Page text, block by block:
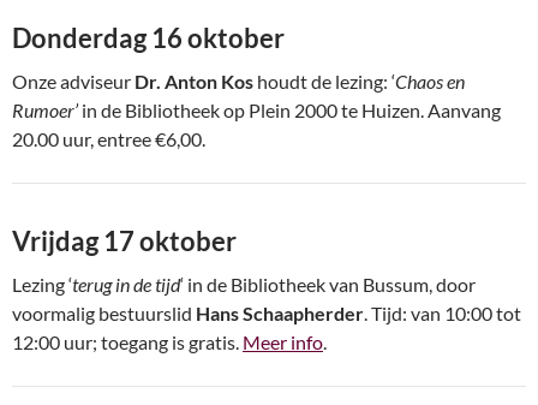
Donderdag 16 oktober
Onze adviseur Dr. Anton Kos houdt de lezing: ‘Chaos en
Rumoer’in de Bibliotheek op Plein 2000 te Huizen. Aanvang
20.00 uur, entree €6,00.
Vrijdag 17 oktober
Lezing ‘terug in de tijd‘ in de Bibliotheek van Bussum, door
voormalig bestuurslid Hans Schaapherder. Tijd: van 10:00 tot
12:00 uur; toegang is gratis. Meer info.